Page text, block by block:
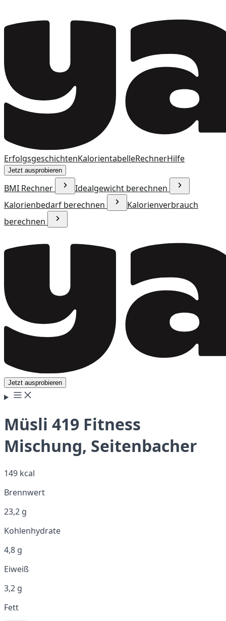
ErfolgsgeschichtenKalorientabelleRechnerHilfe
Jetzt ausprobieren
BMI Rechner
Idealgewicht berechnen
Kalorienbedarf berechnen
Kalorienverbrauch
berechnen
Jetzt ausprobieren
Müsli 419 Fitness
Mischung, Seitenbacher
149 kcal
Brennwert
23,2 g
Kohlenhydrate
4,8 g
Eiweiß
3,2 g
Fett